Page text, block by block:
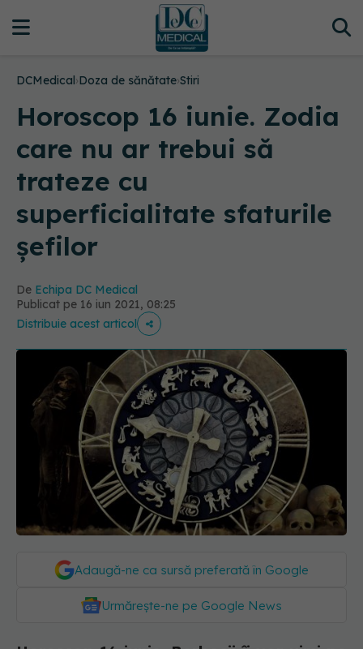
DCMedical›Doza de sănătate›Stiri
Horoscop 16 iunie. Zodia
care nu ar trebui să
trateze cu
superficialitate sfaturile
șefilor
De Echipa DC Medical
Publicat pe 16 iun 2021, 08:25
Distribuie acest articol
Adaugă-ne ca sursă preferată în Google
Urmărește-ne pe Google News